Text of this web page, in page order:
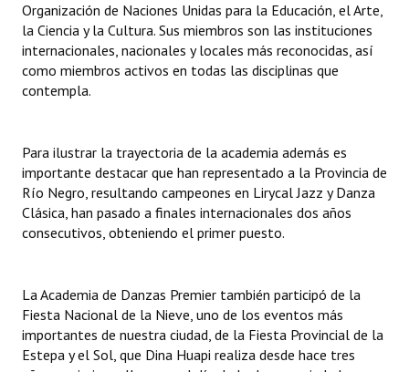
Antiguos Pobladores - Registro
Reconocimientos - Registro
Bariloche, Municipio intercultural
REFORMA DE LA CARTA ORGÁNICA
Organización de Naciones Unidas para la Educación, el Arte,
la Ciencia y la Cultura. Sus miembros son las instituciones
internacionales, nacionales y locales más reconocidas, así
como miembros activos en todas las disciplinas que
contempla.
Para ilustrar la trayectoria de la academia además es
importante destacar que han representado a la Provincia de
Río Negro, resultando campeones en Lirycal Jazz y Danza
Clásica, han pasado a finales internacionales dos años
consecutivos, obteniendo el primer puesto.
La Academia de Danzas Premier también participó de la
Fiesta Nacional de la Nieve, uno de los eventos más
importantes de nuestra ciudad, de la Fiesta Provincial de la
Estepa y el Sol, que Dina Huapi realiza desde hace tres